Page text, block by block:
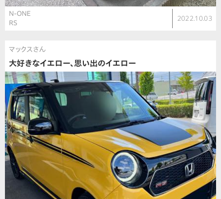
N-ONE
RS
2022.10.03
マックスさん
大好きなイエロー、思い出のイエロー